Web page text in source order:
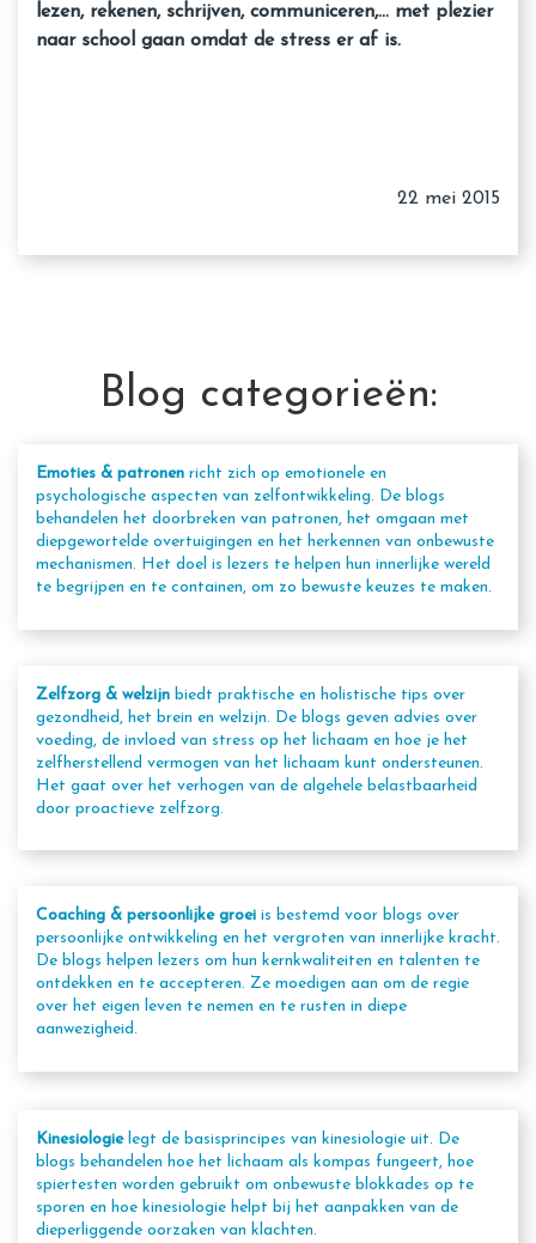
lezen, rekenen, schrijven, communiceren,… met plezier
naar school gaan omdat de stress er af is.
22 mei 2015
Blog categorieën:
Emoties & patronen richt zich op emotionele en
psychologische aspecten van zelfontwikkeling. De blogs
behandelen het doorbreken van patronen, het omgaan met
diepgewortelde overtuigingen en het herkennen van onbewuste
mechanismen. Het doel is lezers te helpen hun innerlijke wereld
te begrijpen en te containen, om zo bewuste keuzes te maken.
Zelfzorg & welzijn biedt praktische en holistische tips over
gezondheid, het brein en welzijn. De blogs geven advies over
voeding, de invloed van stress op het lichaam en hoe je het
zelfherstellend vermogen van het lichaam kunt ondersteunen.
Het gaat over het verhogen van de algehele belastbaarheid
door proactieve zelfzorg.
Coaching & persoonlijke groei is bestemd voor blogs over
persoonlijke ontwikkeling en het vergroten van innerlijke kracht.
De blogs helpen lezers om hun kernkwaliteiten en talenten te
ontdekken en te accepteren. Ze moedigen aan om de regie
over het eigen leven te nemen en te rusten in diepe
aanwezigheid.
Kinesiologie legt de basisprincipes van kinesiologie uit. De
blogs behandelen hoe het lichaam als kompas fungeert, hoe
spiertesten worden gebruikt om onbewuste blokkades op te
sporen en hoe kinesiologie helpt bij het aanpakken van de
dieperliggende oorzaken van klachten.